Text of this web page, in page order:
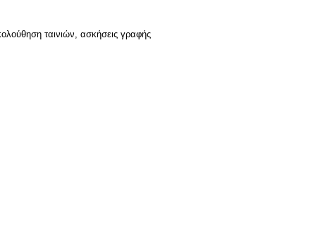
ταινιών, ασκήσεις γραφής